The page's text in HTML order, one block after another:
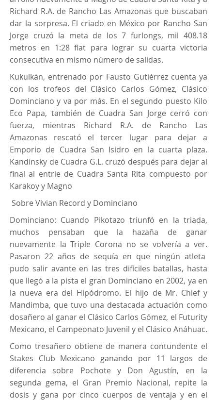
Richard R.A. de Rancho Las Amazonas que buscaban
dar la sorpresa. El criado en México por Rancho San
Jorge cruzó la meta de los 7 furlongs, mil 408.18
metros en 1:28 flat para lograr su cuarta victoria
consecutiva en mismo número de salidas.
Kukulkán, entrenado por Fausto Gutiérrez cuenta ya
con los trofeos del Clásico Carlos Gómez, Clásico
Dominciano y va por más. En el segundo puesto Kilo
Eco Papa, también de Cuadra San Jorge cerró con
fuerza, mientras Richard R.A. de Rancho Las
Amazonas rescató el tercer lugar para dejar a
Emporio de Cuadra San Isidro en la cuarta plaza.
Kandinsky de Cuadra G.L. cruzó después para dejar al
final al entrie de Cuadra Santa Rita compuesto por
Karakoy y Magno
Sobre Vivian Record y Dominciano
Dominciano: Cuando Pikotazo triunfó en la triada,
muchos pensaban que la hazaña de ganar
nuevamente la Triple Corona no se volvería a ver.
Pasaron 22 años de sequía en que ningún atleta
pudo salir avante en las tres difíciles batallas, hasta
que llegó a la pista el gran Dominciano en 2002, ya en
la nueva era del Hipódromo. El hijo de Mr. Chief y
Mandimba, que tuvo una destacada actuación como
dosañero al ganar el Clásico Carlos Gómez, el Futurity
Mexicano, el Campeonato Juvenil y el Clásico Anáhuac.
Como tresañero obtiene de manera contundente el
Stakes Club Mexicano ganando por 11 largos de
diferencia sobre Pochote y Don Agustín, en la
segunda gema, el Gran Premio Nacional, repite la
dosis y gana por cinco cuerpos de ventaja y en el